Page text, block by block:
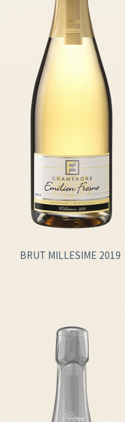
BRUT MILLESIME 2019